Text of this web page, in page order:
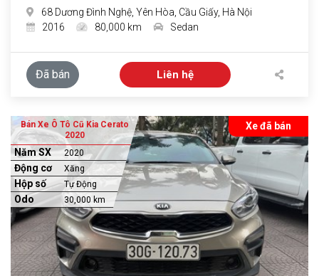
68 Dương Đình Nghệ, Yên Hòa, Cầu Giấy, Hà Nội
2016
80,000 km Sedan
Đã bán Liên hệ
Xe đã bán
Bán Xe Ô Tô Cũ Kia Cerato
2020
Năm SX 2020
Động cơ Xăng
Hộp số Tự Động
Odo 30,000 km